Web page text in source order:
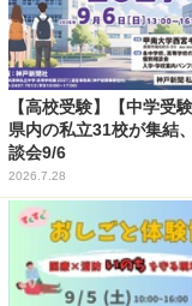
【高校受験】【中学受
県内の私立31校が集結
談会9/6
2026.7.28